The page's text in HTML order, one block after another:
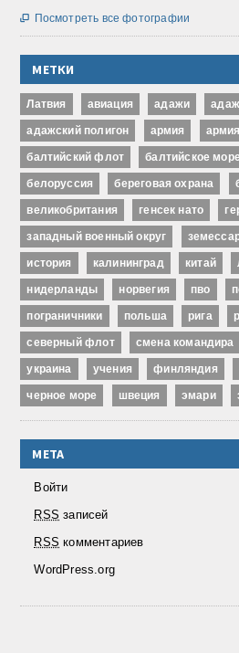
 Посмотреть все фотографии
МЕТКИ
Латвия авиация адажи
адажский полигон армия
балтийский флот балтийское море
белоруссия береговая охрана
великобритания генсек нато
западный военный округ
история калининград китай
нидерланды норвегия пво
пограничники польша рига
северный флот смена командира
украина учения финляндия
черное море швеция эмари
МЕТА
Войти
RSS записей
RSS комментариев
WordPress.org